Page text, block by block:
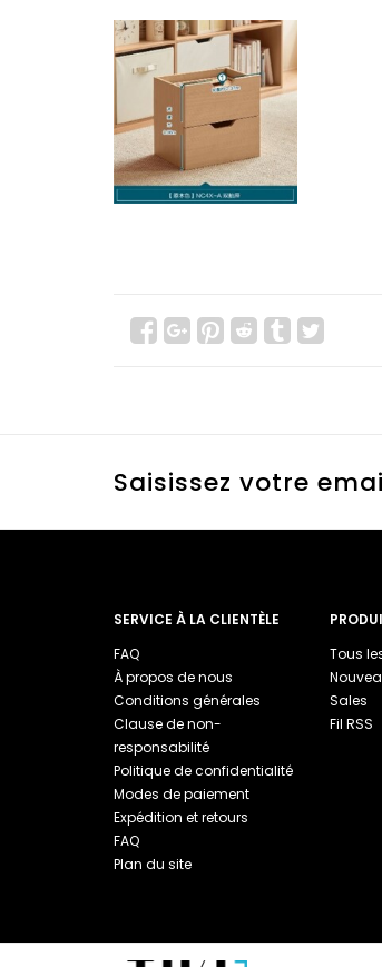
Saisissez votre
SERVICE À LA CLIENTÈLE
FAQ
À propos de nous
Conditions générales
Clause de non-
responsabilité
Politique de confidentialité
Modes de paiement
Expédition et retours
FAQ
Plan du site
Tous
Sales
Fil RSS